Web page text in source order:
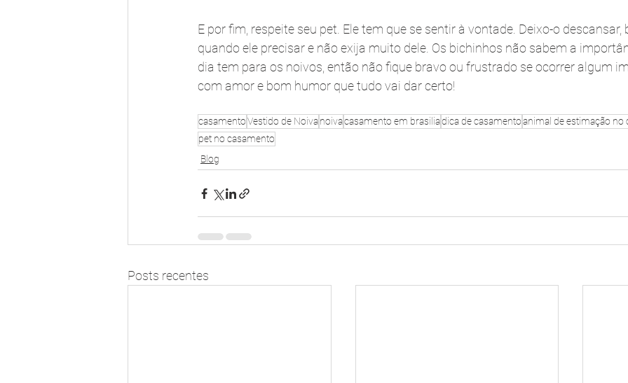
E por fim, respeite seu pet. Ele tem que se sentir à vontade. Deixo-o descansar,
quando ele precisar e não exija muito dele. Os bichinhos não sabem a
dia tem para os noivos, então não fique bravo ou frustrado se ocorrer algum
com amor e bom humor que tudo vai dar certo!
casamentoVestido de Noivanoivacasamento em brasiliadica de casamentoanimal de estimação no
pet no casamento
Blog
Posts recentes